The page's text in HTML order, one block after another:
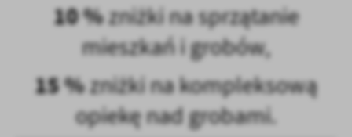
10 %zniżki na sprzątanie
mieszkań i grobów,
15 %zniżki na kompleksową
opiekę nad grobami.